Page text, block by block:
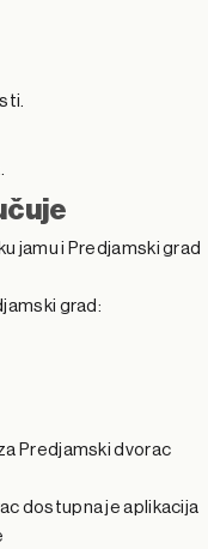
jamu i Predjamski grad
grad:
Predjamski dvorac
dostupna je aplikacija